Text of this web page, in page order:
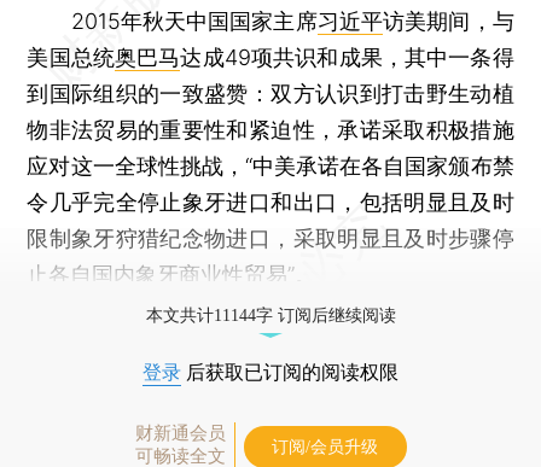
2015年秋天中国国家主席习近平访美期间，与
美国总统奥巴马达成49项共识和成果，其中一条得
到国际组织的一致盛赞：双方认识到打击野生动植
物非法贸易的重要性和紧迫性，承诺采取积极措施
应对这一全球性挑战，“中美承诺在各自国家颁布禁
令几乎完全停止象牙进口和出口，包括明显且及时
限制象牙狩猎纪念物进口，采取明显且及时步骤停
止各自国内象牙商业性贸易”。
本文共计11144字 订阅后继续阅读
登录 后获取已订阅的阅读权限
财新通会员
可畅读全文
订阅/会员升级